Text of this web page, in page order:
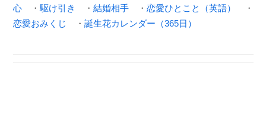
心 ・ 駆け引き ・ 結婚相手 ・ 恋愛ひとこと（英語）
・
恋愛おみくじ
・ 誕生花カレンダー（365日）